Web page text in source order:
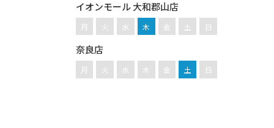
イオンモール 大和郡山店
月 火 水 木 金 土 日
奈良店
月 火 水 木 金 土 日